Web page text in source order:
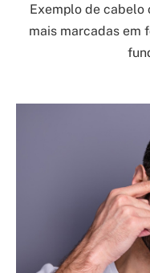
Exemplo de cabelo
mais marcadas em